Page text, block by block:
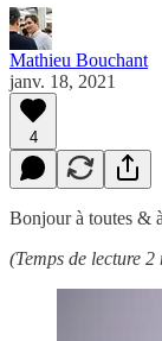
Mathieu Bouchant
janv. 18, 2021
4
Bonjour à toutes &
(Temps de lecture 2